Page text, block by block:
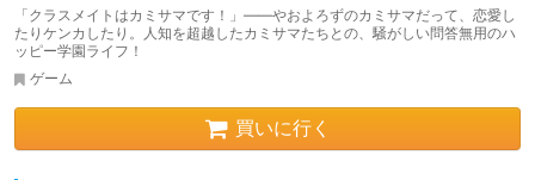
「クラスメイトはカミサマです！」――やおよろずのカミサマだって、恋愛し
たりケンカしたり。人知を超越したカミサマたちとの、騒がしい問答無用のハ
ッピー学園ライフ！
ゲーム
買いに行く